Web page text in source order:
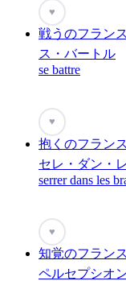
♥
戦うのフラン
ス・バートル
se battre
♥
抱くのフラン
セレ・ダン・
serrer dans les
♥
知覚のフラン
ペルセプシオ